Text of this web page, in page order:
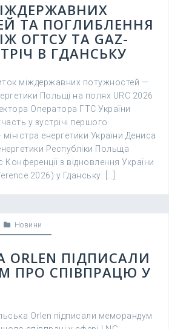
ТА ПОГЛИБЛЕННЯ
ОГТСУ ТА GAZ-
В ГДАНСЬКУ
міждержавних потужностей —
Польщі на полях URC 2026
Оператора ГТС України
у зустрічі першого
міністра енергетики України Дениса
Республіки Польща
з відновлення України
2026) у Гданську. […]
Новини
ORLEN ПІДПИСАЛИ
ПРО СПІВПРАЦЮ У
Orlen підписали меморандум